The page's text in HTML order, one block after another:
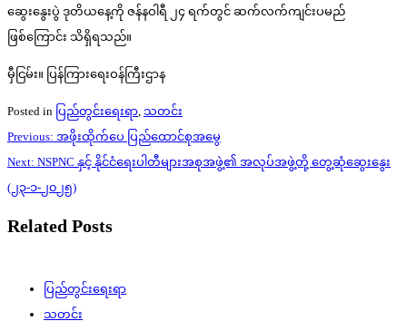
ဆွေးနွေးပွဲ ဒုတိယနေ့ကို ဇန်နဝါရီ ၂၄ ရက်တွင် ဆက်လက်ကျင်းပမည်
ဖြစ်ကြောင်း သိရှိရသည်။
မှီငြမ်း။ ပြန်ကြားရေးဝန်ကြီးဌာန
Posted in ပြည်တွင်းရေးရာ, သတင်း
Post
navigation
Previous: အဖိုးထိုက်ပေ ပြည်ထောင်စုအမွေ
Next: NSPNC နှင့် နိုင်ငံရေးပါတီများအစုအဖွဲ့၏ အလုပ်အဖွဲ့တို့ တွေ့ဆုံဆွေးနွေး
(၂၃-၁-၂၀၂၅)
Related Posts
ပြည်တွင်းရေးရာ
သတင်း